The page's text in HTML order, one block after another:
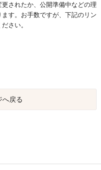
されたか、公開準備中などの理
す。お手数ですが、下記のリン
さい。
へ戻る